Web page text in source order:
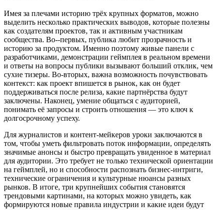
Имея за плечами историю трёх крупных форматов, можно
выделить несколько практических выводов, которые полезны
как создателям проектов, так и активным участникам
сообщества. Во‑-первых, публика любит прозрачность и
историю за продуктом. Именно поэтому живые панели с
разработчиками, демонстрации геймплея в реальном времени
и ответы на вопросы публики вызывают больший отклик, чем
сухие тизеры. Во‑вторых, важна возможность почувствовать
контекст: как проект впишется в рынок, как он будет
поддерживаться после релиза, какие партнёрства будут
заключены. Наконец, умение общаться с аудиторией,
понимать её запросы и строить отношения — это ключ к
долгосрочному успеху.
Для журналистов и контент‑мейкеров уроки заключаются в
том, чтобы уметь фильтровать поток информации, определять
значимые анонсы и быстро превращать увиденное в материал
для аудитории. Это требует не только технической ориентации
на геймплей, но и способности распознать бизнес‑интриги,
технические ограничения и культурные нюансы разных
рынков. В итоге, три крупнейших события становятся
трендовыми картинами, на которых можно увидеть, как
формируются новые правила индустрии и какие идеи будут